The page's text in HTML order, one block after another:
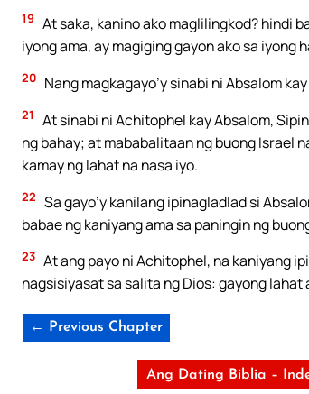
19 At saka, kanino ako maglilingkod? hindi
iyong ama, ay magiging gayon ako sa iyong
20 Nang magkagayo’y sinabi ni Absalom
21
At sinabi ni Achitophel kay Absalom,
ng bahay; at mababalitaan ng buong Israel
kamay ng lahat na nasa iyo.
22 Sa gayo’y kanilang ipinagladlad si
babae ng kaniyang ama sa paningin ng
23 At ang payo ni Achitophel, na kaniyang
nagsisiyasat sa salita ng Dios: gayong
← Previous Chapter
Ang Dating Biblia –